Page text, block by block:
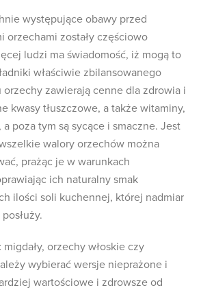
występujące obawy przed
orzechami zostały częściowo
ludzi ma świadomość, iż mogą to
właściwie zbilansowanego
orzechy zawierają cenne dla zdrowia i
kwasy tłuszczowe, a także witaminy,
poza tym są sycące i smaczne. Jest
walory orzechów można
prażąc je w warunkach
ich naturalny smak
ilości soli kuchennej, której nadmiar
orzechy włoskie czy
wybierać wersje nieprażone i
wartościowe i zdrowsze od